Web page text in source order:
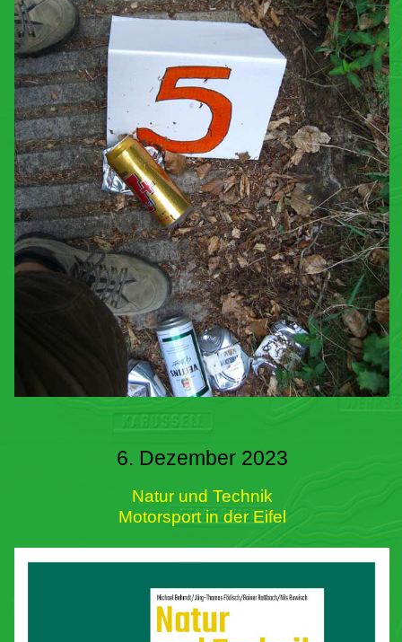
6. Dezember 2023
Natur und Technik
Motorsport in der Eifel